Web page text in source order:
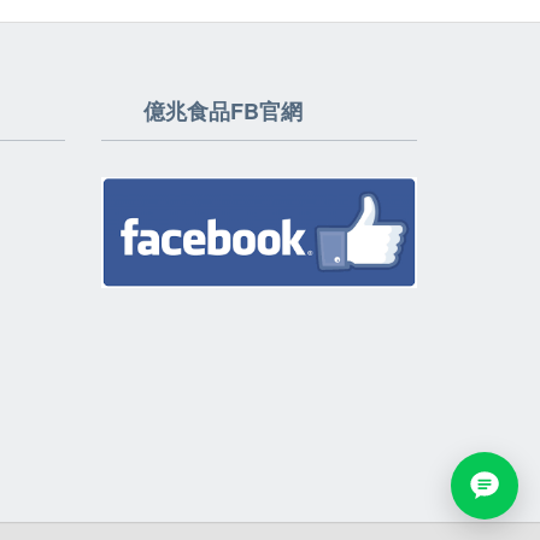
億兆食品FB官網